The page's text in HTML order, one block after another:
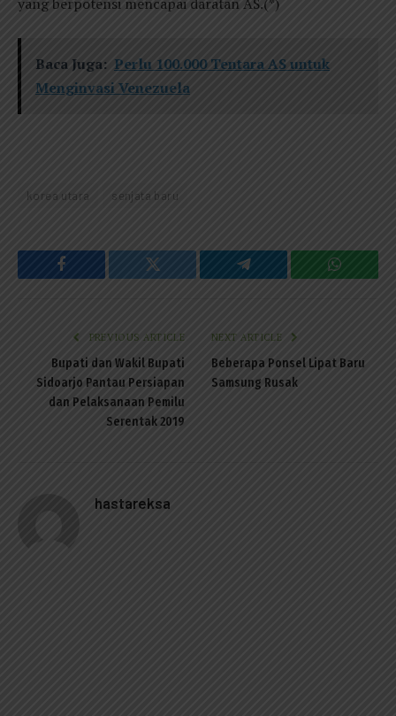
Baca Juga: Perlu 100.000 Tentara AS untuk
Menginvasi Venezuela
korea utara senjata baru
Facebook Twitter Telegram
PREVIOUS ARTICLE
Bupati dan Wakil Bupati
Sidoarjo Pantau Persiapan
dan Pelaksanaan Pemilu
Serentak 2019
NEXT ARTICLE
Beberapa Ponsel Lipat Baru
Samsung Rusak
hastareksa